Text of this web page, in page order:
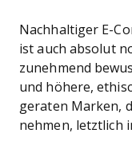
Nachhaltiger E-
ist auch absolut
zunehmend
und höhere,
geraten Marken,
nehmen, letztlich